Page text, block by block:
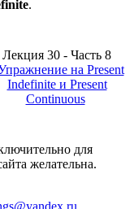
.
Лекция 30 - Часть 8
на Present
Indefinite и Present
Continuous
для
желательна.